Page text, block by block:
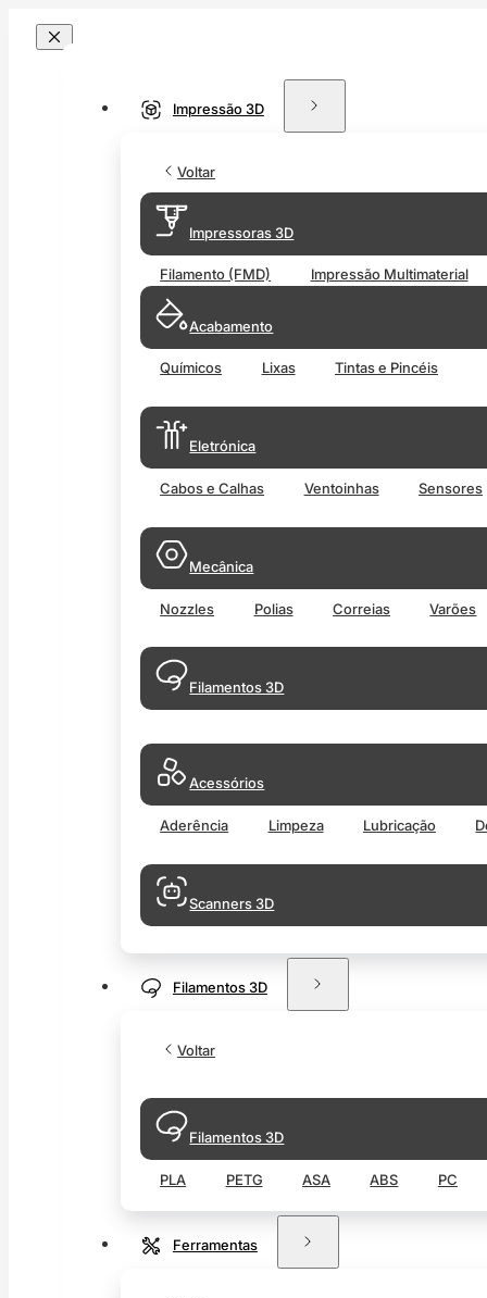
Impressão 3D
Voltar
Impressoras 3D
Filamento (FMD) Impressão Multimaterial
Acabamento
Químicos Lixas Tintas e Pincéis
Eletrónica
Cabos e Calhas Ventoinhas Sensores
Mecânica
Nozzles Polias Correias Varões
Filamentos 3D
Acessórios
Aderência Limpeza Lubricação
Scanners 3D
Filamentos 3D
Voltar
Filamentos 3D
PLA PETG ASA ABS PC
Ferramentas